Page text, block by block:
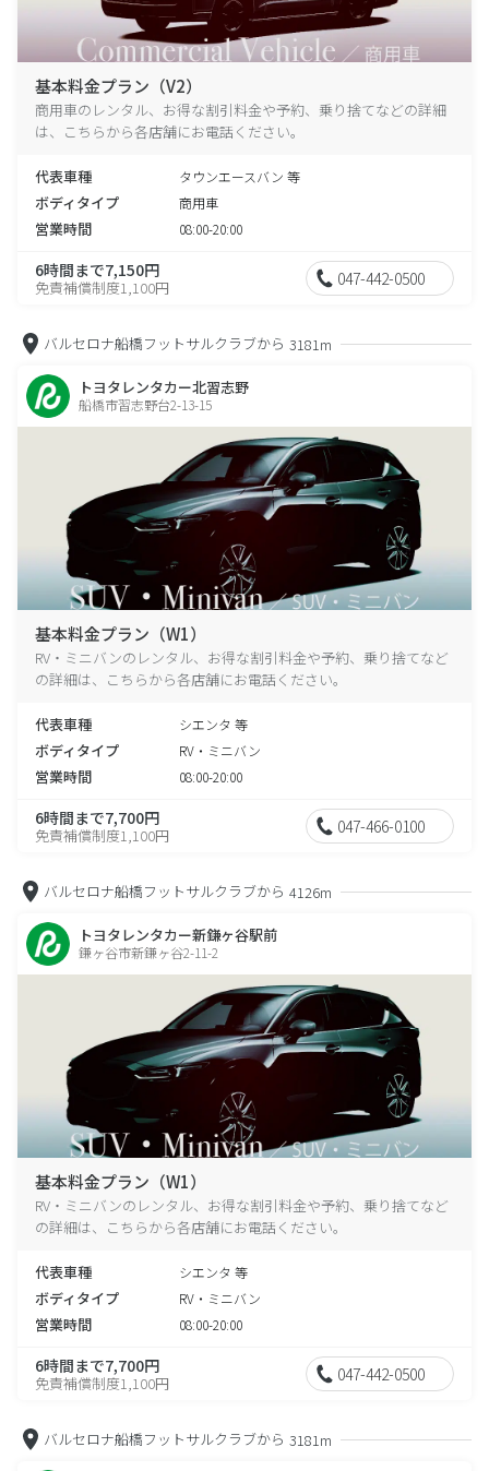
基本料金プラン（V2）
商用車のレンタル、お得な割引料金や予約、乗り捨てなどの詳細
は、こちらから各店舗にお電話ください。
代表車種 タウンエースバン 等
ボディタイプ 商用車
営業時間 08:00-20:00
6時間まで7,150円
免責補償制度1,100円 047-442-0500
バルセロナ船橋フットサルクラブから 3181m
トヨタレンタカー北習志野
船橋市習志野台2-13-15
基本料金プラン（W1）
RV・ミニバンのレンタル、お得な割引料金や予約、乗り捨てなど
の詳細は、こちらから各店舗にお電話ください。
代表車種 シエンタ 等
ボディタイプ RV・ミニバン
営業時間 08:00-20:00
6時間まで7,700円
免責補償制度1,100円 047-466-0100
バルセロナ船橋フットサルクラブから 4126m
トヨタレンタカー新鎌ヶ谷駅前
鎌ヶ谷市新鎌ヶ谷2-11-2
基本料金プラン（W1）
RV・ミニバンのレンタル、お得な割引料金や予約、乗り捨てなど
の詳細は、こちらから各店舗にお電話ください。
代表車種 シエンタ 等
ボディタイプ RV・ミニバン
営業時間 08:00-20:00
6時間まで7,700円
免責補償制度1,100円 047-442-0500
バルセロナ船橋フットサルクラブから 3181m